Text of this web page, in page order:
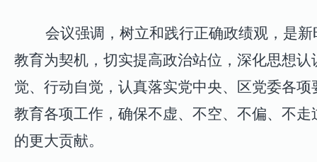
会议强调， 树立和践行正确政绩观，是
教育为契机，切实提高政治站位，深化思想
觉、行动自觉，认真落实党中央、区党委各
教育各项工作，确保不虚、不空、不偏、不
的更大贡献。